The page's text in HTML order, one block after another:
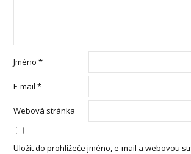
Jméno*
E-mail*
Webová stránka
Uložit do prohlížeče jméno, e-mail a webovou